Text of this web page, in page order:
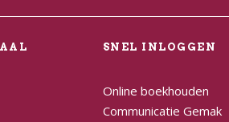
SNEL INLOGGEN
Online boekhouden
Communicatie Gemak